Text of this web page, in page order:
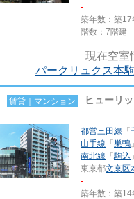
-
築年数：築17
階数：7階建
現在空室
パークリュクス本
賃貸｜マンション ヒューリ
都営三田線 「
山手線 「 巣鴨
南北線 「駒込
東京都文京区
-
築年数：築14